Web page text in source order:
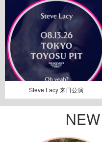
Steve Lacy 来日公演